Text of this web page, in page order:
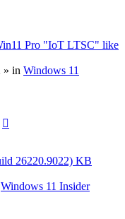
Pro "IoT LTSC" like
» in Windows 11
26220.9022) KB
Windows 11 Insider